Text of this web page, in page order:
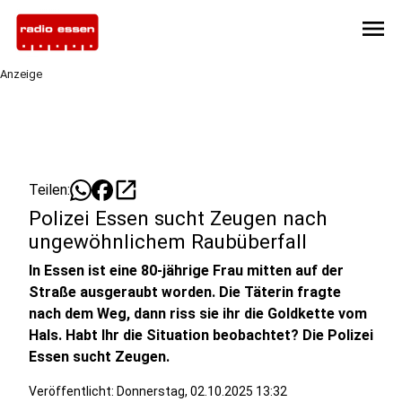
menu
Anzeige
Teilen: open_in_new
Polizei Essen sucht Zeugen nach
ungewöhnlichem Raubüberfall
In Essen ist eine 80-jährige Frau mitten auf der
Straße ausgeraubt worden. Die Täterin fragte
nach dem Weg, dann riss sie ihr die Goldkette vom
Hals. Habt Ihr die Situation beobachtet? Die Polizei
Essen sucht Zeugen.
Veröffentlicht: Donnerstag, 02.10.2025 13:32